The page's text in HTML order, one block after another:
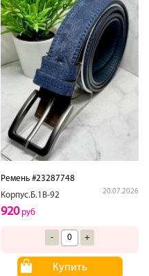
Ремень #23287748
Корпус.Б.1В-92
20.07.2026
920руб
- +
Купить